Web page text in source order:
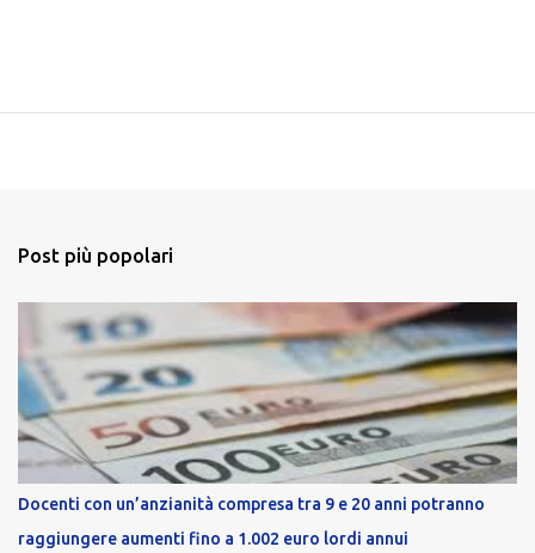
Post più popolari
Docenti con un’anzianità compresa tra 9 e 20 anni potranno
raggiungere aumenti fino a 1.002 euro lordi annui